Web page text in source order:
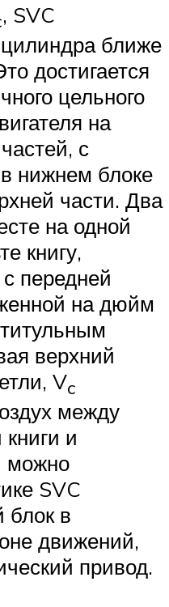
, SVC
ближе
достигается
цельного
на
с
нижнем блоке
части. Два
на одной
книгу,
передней
на дюйм
верхний
Vc
между
и
можно
SVC
блок в
движений,
привод.